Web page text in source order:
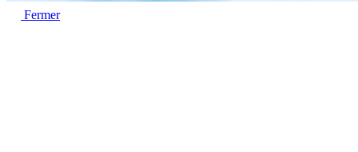
Fermer